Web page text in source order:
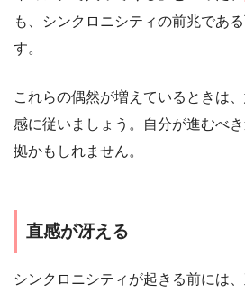
も、シンクロニシティの前兆であ
す。
これらの偶然が増えているときは
感に従いましょう。自分が進むべ
拠かもしれません。
直感が冴える
シンクロニシティが起きる前には